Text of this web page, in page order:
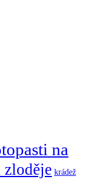
na
zloděje krádež